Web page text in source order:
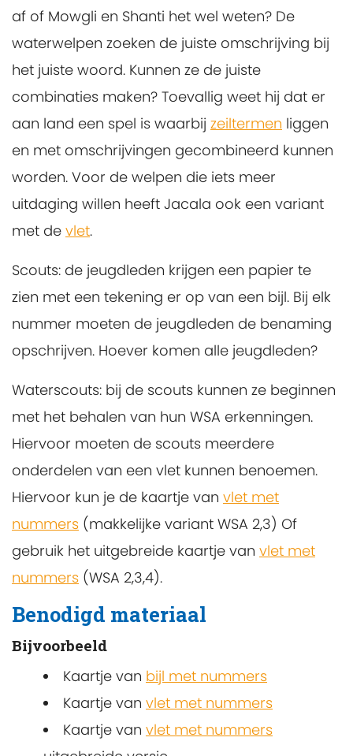
af of Mowgli en Shanti het wel weten? De
waterwelpen zoeken de juiste omschrijving bij
het juiste woord. Kunnen ze de juiste
combinaties maken? Toevallig weet hij dat er
aan land een spel is waarbij zeiltermen liggen
en met omschrijvingen gecombineerd kunnen
worden. Voor de welpen die iets meer
uitdaging willen heeft Jacala ook een variant
met de vlet.
Scouts: de jeugdleden krijgen een papier te
zien met een tekening er op van een bijl. Bij elk
nummer moeten de jeugdleden de benaming
opschrijven. Hoever komen alle jeugdleden?
Waterscouts: bij de scouts kunnen ze beginnen
met het behalen van hun WSA erkenningen.
Hiervoor moeten de scouts meerdere
onderdelen van een vlet kunnen benoemen.
Hiervoor kun je de kaartje van vlet met
nummers (makkelijke variant WSA 2,3) Of
gebruik het uitgebreide kaartje van vlet met
nummers (WSA 2,3,4).
Benodigd materiaal
Bijvoorbeeld
Kaartje van bijl met nummers
Kaartje van vlet met nummers
Kaartje van vlet met nummers